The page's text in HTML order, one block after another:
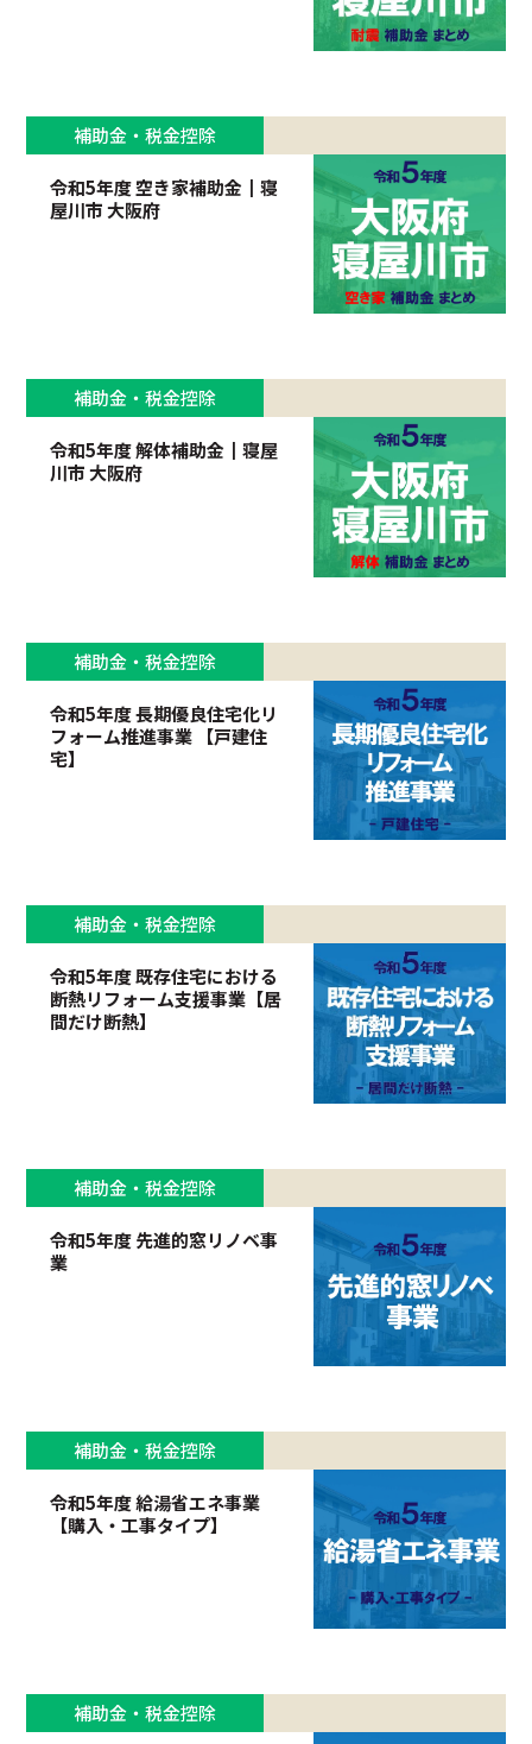
補助金・税金控除
令和5年度 空き家補助金┃寝
屋川市 大阪府
補助金・税金控除
令和5年度 解体補助金┃寝屋
川市 大阪府
補助金・税金控除
令和5年度 長期優良住宅化リ
フォーム推進事業 【戸建住
宅】
補助金・税金控除
令和5年度 既存住宅における
断熱リフォーム支援事業【居
間だけ断熱】
補助金・税金控除
令和5年度 先進的窓リノベ事
業
補助金・税金控除
令和5年度 給湯省エネ事業
【購入・工事タイプ】
補助金・税金控除